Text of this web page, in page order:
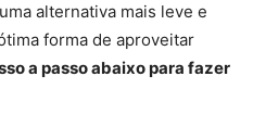
alternativa mais leve e
forma de aproveitar
a passo abaixo para fazer